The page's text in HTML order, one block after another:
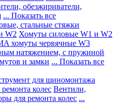
обезжириватели,
... Показать все
стальные стяжки
W2 Хомуты силовые W1 и W2
хомуты червячные W3
натяжением, с пружиной
и замки ... Показать все
для шиномонтажа
колес Вентили,
для ремонта колес ...